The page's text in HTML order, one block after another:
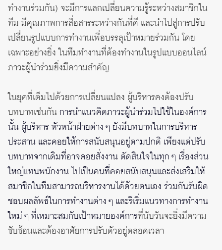
ทำงานร่วมกัน) จะมีการแลกเปลี่ยนความรู้ระหว่างสมาชิกใน
ทีม มีคุณภาพการสื่อสารระหว่างกันที่ดี และนำไปสู่การปรับ
เปลี่ยนรูปแบบการทำงานเพื่อบรรลุเป้าหมายร่วมกัน โดย
เฉพาะอย่างยิ่ง ในทีมทำงานที่ต้องทำงานในรูปแบบออนไลน์
ภาวะผู้นำร่วมยิ่งมีความสำคัญ
ในยุคที่เต็มไปด้วยการเปลี่ยนแปลง ผู้บริหารคงต้องปรับ
บทบาทเช่นกันการนำแนวคิดภาวะผู้นำร่วมไปใช้ในองค์การ
นั้น ผู้บริหาร หัวหน้าฝ่ายต่าง ๆ ยังมีบทบาทในการบริหาร
ประสาน และคอยให้การสนับสนุนอยู่ตามปกติ เพียงแต่ปรับ
บทบาทจากเดิมที่อาจคอยสั่งงาน ตัดสินใจในทุก ๆ เรื่องส่วน
ใหญ่แทนพนักงาน ไปเป็นคนที่คอยสนับสนุนและส่งเสริมให้
สมาชิกในทีมสามารถบริหารงานได้ด้วยตนเอง ร่วมกันรับผิด
ชอบผลลัพธ์ในการทำงานต่าง ๆ และริเริ่มแนวทางการทำงาน
ใหม่ ๆ ที่เหมาะสมกับเป้าหมายองค์การที่นับวันจะยิ่งมีความ
ซับซ้อนและต้องอาศัยการปรับตัวอยู่ตลอดเวลา